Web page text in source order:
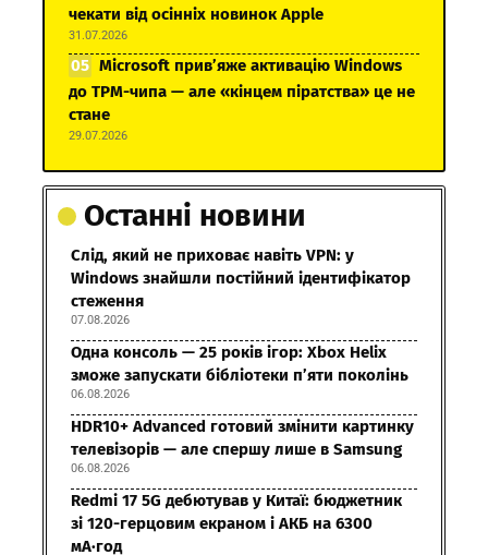
чекати від осінніх новинок Apple
31.07.2026
Microsoft прив’яже активацію Windows
до TPM-чипа — але «кінцем піратства» це не
стане
29.07.2026
Останні новини
Слід, який не приховає навіть VPN: у
Windows знайшли постійний ідентифікатор
стеження
07.08.2026
Одна консоль — 25 років ігор: Xbox Helix
зможе запускати бібліотеки п’яти поколінь
06.08.2026
HDR10+ Advanced готовий змінити картинку
телевізорів — але спершу лише в Samsung
06.08.2026
Redmi 17 5G дебютував у Китаї: бюджетник
зі 120-герцовим екраном і АКБ на 6300
мА·год